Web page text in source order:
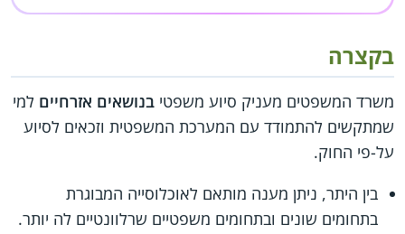
בקצרה
משרד המשפטים מעניק סיוע משפטי בנושאים אזרחיים למי
שמתקשים להתמודד עם המערכת המשפטית וזכאים לסיוע
על-פי החוק.
בין היתר, ניתן מענה מותאם לאוכלוסייה המבוגרת
בתחומים שונים ובתחומים משפטיים שרלוונטיים לה יותר.